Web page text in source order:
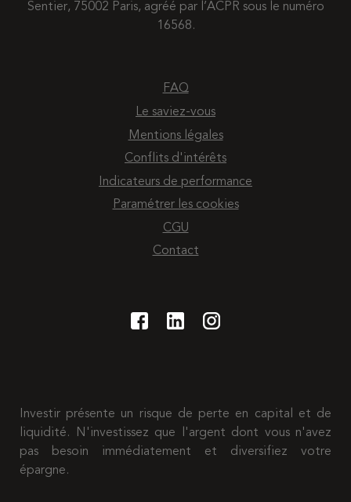
Sentier, 75002 Paris, agréé par l’ACPR sous le numéro
16568.
FAQ
Le saviez-vous
Mentions légales
Conflits d'intérêts
Indicateurs de performance
Paramétrer les cookies
CGU
Contact
Investir présente un risque de perte en capital et de
liquidité. N'investissez que l'argent dont vous n'avez
pas besoin immédiatement et diversifiez votre
épargne.